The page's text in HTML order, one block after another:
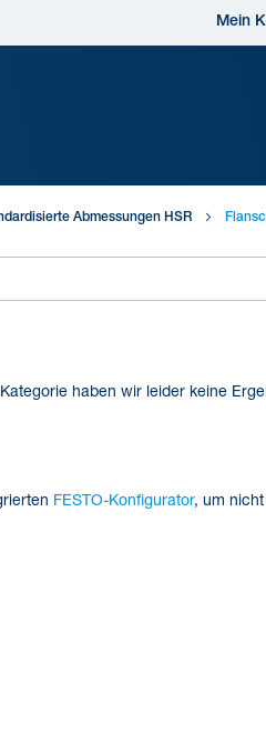
Mein
Abmessungen HSR
haben wir leider keine
FESTO-Konfigurator, um nicht